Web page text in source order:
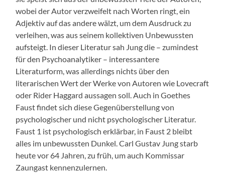
wobei der Autor verzweifelt nach Worten ringt, ein
Adjektiv auf das andere wälzt, um dem Ausdruck zu
verleihen, was aus seinem kollektiven Unbewussten
aufsteigt. In dieser Literatur sah Jung die – zumindest
für den Psychoanalytiker – interessantere
Literaturform, was allerdings nichts über den
literarischen Wert der Werke von Autoren wie Lovecraft
oder Rider Haggard aussagen soll. Auch in Goethes
Faust findet sich diese Gegenüberstellung von
psychologischer und nicht psychologischer Literatur.
Faust 1 ist psychologisch erklärbar, in Faust 2 bleibt
alles im unbewussten Dunkel. Carl Gustav Jung starb
heute vor 64 Jahren, zu früh, um auch Kommissar
Zaungast kennenzulernen.